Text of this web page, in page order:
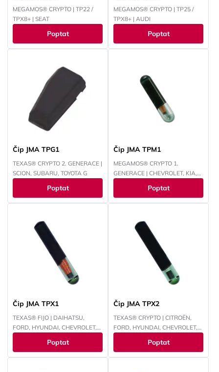
MEGAMOS® CRYPTO | TP22 /
TPX8+ | SEAT
Poptat
MEGAMOS® CRYPTO | TP25 /
TPX8+ | AUDI
Poptat
Čip JMA TPG1
TEXAS® CRYPTO 2. GENERACE |
SCION, SUBARU, TOYOTA G
Poptat
Čip JMA TPM1
MEGAMOS® CRYPTO 1.
GENERACE | CHEVROLET, KIA,
Poptat
Čip JMA TPX1
TEXAS® FIJO | DAIHATSU,
FORD, HYUNDAI, CHEVROLET,
MAZDA, MERCURY, MITSUBISHI,
PANOZ, PERODUA, PROTON,
Poptat
Čip JMA TPX2
TEXAS® CRYPTO | CITROËN,
FORD, HYUNDAI, CHEVROLET,
KIA, MAZDA, MITSUBISHI,
NISSAN, PEUGEOT, RENAULT,
Poptat